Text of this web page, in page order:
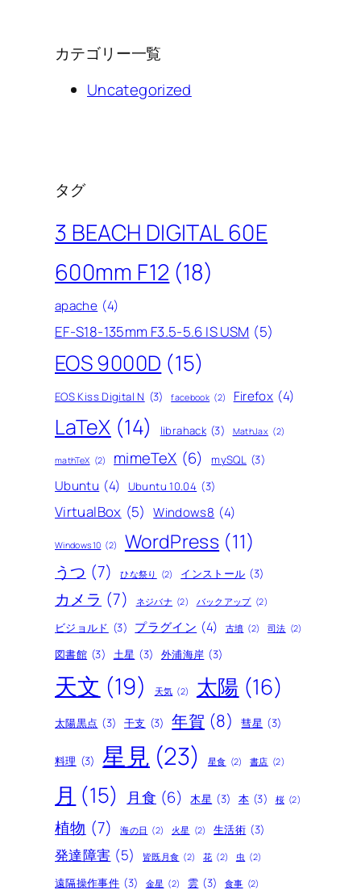
カテゴリー一覧
Uncategorized
タグ
3 BEACH DIGITAL 60E
600mm F12 (18)
apache (4)
EF-S18-135mm F3.5-5.6 IS USM (5)
EOS 9000D (15)
EOS Kiss Digital N (3) facebook (2) Firefox (4)
LaTeX (14) librahack (3) MathJax (2)
mathTeX (2) mimeTeX (6) mySQL (3)
Ubuntu (4) Ubuntu 10.04 (3)
VirtualBox (5) Windows8 (4)
Windows10 (2) WordPress (11)
うつ (7) ひな祭り (2) インストール (3)
カメラ (7) ネジバナ (2) バックアップ (2)
ビジョルド (3) プラグイン (4) 古墳 (2) 司法 (2)
図書館 (3) 土星 (3) 外浦海岸 (3)
天文 (19) 天気 (2) 太陽 (16)
太陽黒点 (3) 干支 (3) 年賀 (8) 彗星 (3)
料理 (3) 星見 (23) 星食 (2) 書店 (2)
月 (15) 月食 (6) 木星 (3) 本 (3) 桜 (2)
植物 (7) 海の日 (2) 火星 (2) 生活術 (3)
発達障害 (5) 皆既月食 (2) 花 (2) 虫 (2)
遠隔操作事件 (3) 金星 (2) 雲 (3) 食事 (2)